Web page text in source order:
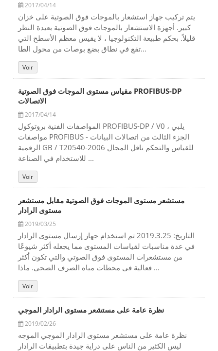
2017/04/14
يتم تركيب جهاز استشعار بالموجات فوق الصوتية على خزان
كبير. أجهزة الاستشعار بالموجات فوق الصوتية بعيدة النظر
قليلاً. بحكم طبيعة التكنولوجيا ، لا يقيس معظم الأسطح التي
تقع في نطاق بضع بوصات من محول الطا...
Voir
مقياس مستوى الموجات فوق الصوتية PROFIBUS-DP
الاتصالات
2017/04/14
المواصفات الفنية بروتوكول PROFIBUS-DP / V0 ، يلبي
مواصفات PROFIBUS - الجزء الثالث من اتصالات البيانات
الرقمية GB / T20540-2006 للقياس والتحكم ناقل المجال
للاستخدام في الصناعة ...
Voir
مستشعر مستوى الموجات فوق الصوتية مقابل مستشعر
مستوى الرادار
2019/03/25
التاريخ: 2019.3.25 تم استخدام جهاز إرسال مستوى الرادار
في عدة مناسبات لقياسات المستوى مما يجعله أكثر شيوعًا
من مستشعرات المستوى فوق الصوتي والتي تكون أكثر
فعالية في محطات مياه الصرف الصحي. ماذا ...
Voir
نظرة عامة على مستشعر مستوى الرادار الموجي
2019/02/26
نظرة عامة على مستشعر مستوى الرادار الموجي الموجه
ليس الكثير من الناس على دراية جيدة بتطبيقات الرادار